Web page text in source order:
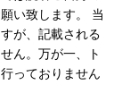
い致します。 当
が、記載される
ん。万が一、ト
っておりません